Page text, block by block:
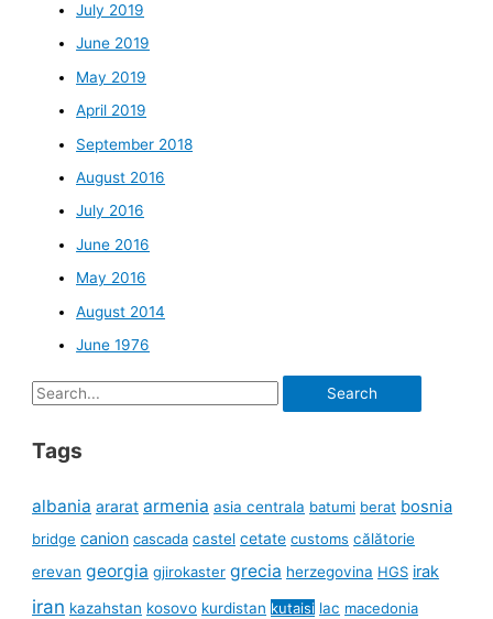
July 2019
June 2019
May 2019
April 2019
September 2018
August 2016
July 2016
June 2016
May 2016
August 2014
June 1976
Search
Tags
albania ararat armenia asia centrala batumi berat bosnia
bridge canion cascada castel cetate customs călătorie
erevan georgia gjirokaster grecia herzegovina HGS irak
iran kazahstan kosovo kurdistan kutaisi lac macedonia